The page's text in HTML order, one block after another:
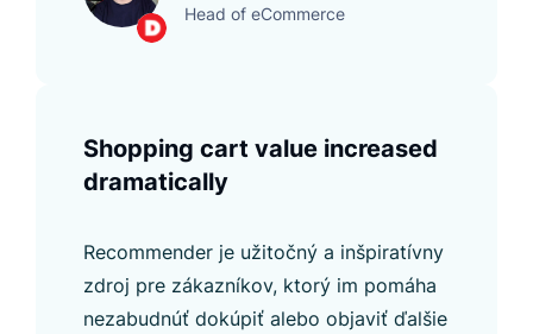
Head of eCommerce
Shopping cart value increased
dramatically
Recommender je užitočný a inšpiratívny
zdroj pre zákazníkov, ktorý im pomáha
nezabudnúť dokúpiť alebo objaviť ďalšie